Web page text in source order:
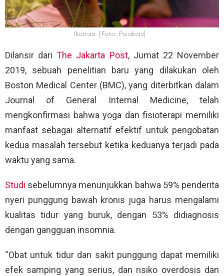
Ilustrasi. [Foto: Pixabay]
Dilansir dariThe Jakarta Post, Jumat 22 November
2019, sebuah penelitian baru yang dilakukan oleh
Boston Medical Center (BMC), yang diterbitkan dalam
Journal of General Internal Medicine, telah
mengkonfirmasi bahwa yoga dan fisioterapi memiliki
manfaat sebagai alternatif efektif untuk pengobatan
kedua masalah tersebut ketika keduanya terjadi pada
waktu yang sama.
Studi sebelumnya menunjukkan bahwa 59% penderita
nyeri punggung bawah kronis juga harus mengalami
kualitas tidur yang buruk, dengan 53% didiagnosis
dengan gangguan insomnia.
“Obat untuk tidur dan sakit punggung dapat memiliki
efek samping yang serius, dan risiko overdosis dan